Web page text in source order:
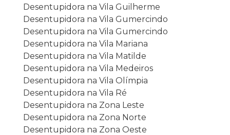
Desentupidora na Vila Guilherme
Desentupidora na Vila Gumercindo
Desentupidora na Vila Gumercindo
Desentupidora na Vila Mariana
Desentupidora na Vila Matilde
Desentupidora na Vila Medeiros
Desentupidora na Vila Olímpia
Desentupidora na Vila Ré
Desentupidora na Zona Leste
Desentupidora na Zona Norte
Desentupidora na Zona Oeste